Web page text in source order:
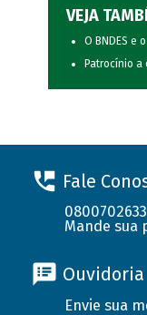
VEJA
O BNDES e
Patrocínio
Fale
Mande sua
Ouvidoria
Envie sua